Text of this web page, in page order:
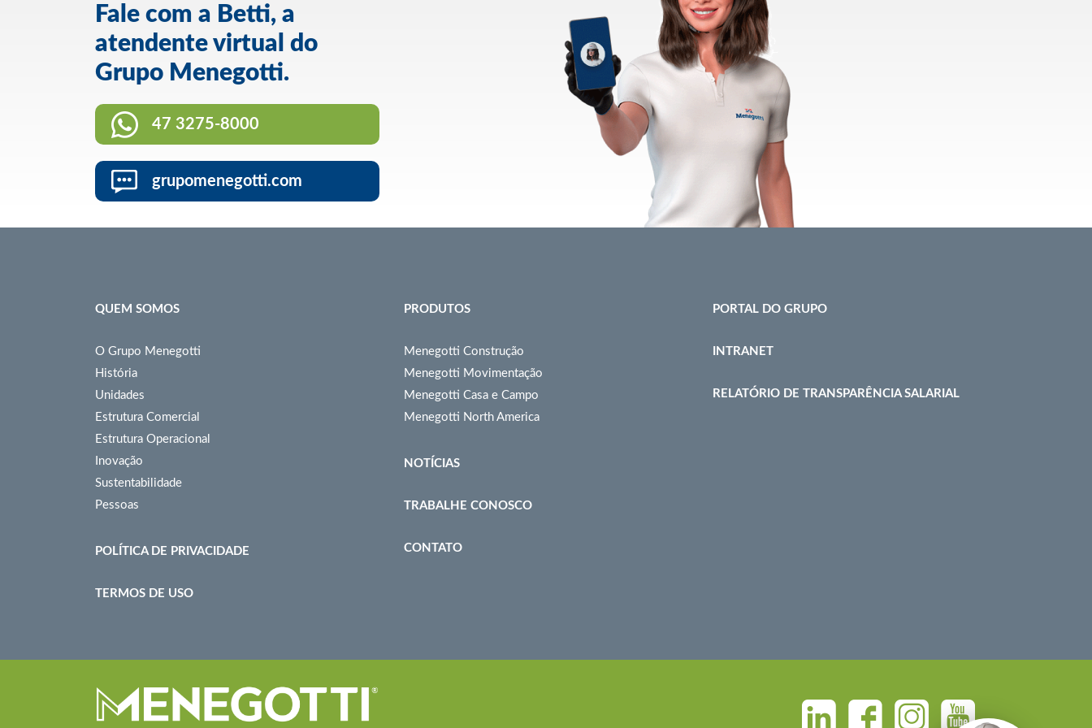
Fale com a Betti, a
atendente virtual do
Grupo Menegotti.
47 3275-8000
grupomenegotti.com
QUEM SOMOS
O Grupo Menegotti
História
Unidades
Estrutura Comercial
Estrutura Operacional
Inovação
Sustentabilidade
Pessoas
POLÍTICA DE PRIVACIDADE
TERMOS DE USO
PRODUTOS
Menegotti Construção
Menegotti Movimentação
Menegotti Casa e Campo
Menegotti North America
NOTÍCIAS
TRABALHE CONOSCO
CONTATO
PORTAL DO GRUPO
INTRANET
RELATÓRIO DE TRANSPARÊNCIA SALARIAL
Linkedin Facebook Instagram